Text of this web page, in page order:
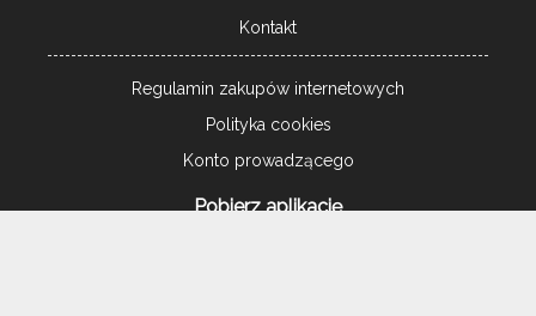
Kontakt
Regulamin zakupów internetowych
Polityka cookies
Konto prowadzącego
Pobierz aplikację